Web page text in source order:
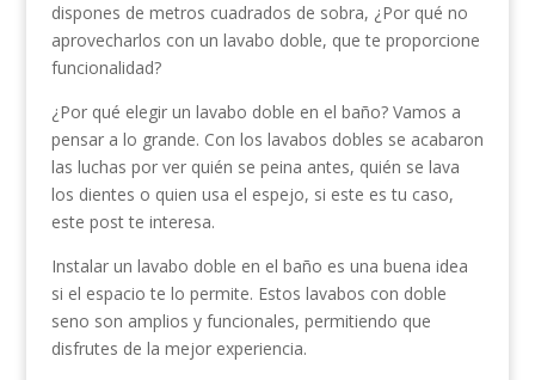
dispones de metros cuadrados de sobra, ¿Por qué no
aprovecharlos con un lavabo doble, que te proporcione
funcionalidad?
¿Por qué elegir un lavabo doble en el baño? Vamos a
pensar a lo grande. Con los lavabos dobles se acabaron
las luchas por ver quién se peina antes, quién se lava
los dientes o quien usa el espejo, si este es tu caso,
este post te interesa.
Instalar un lavabo doble en el baño es una buena idea
si el espacio te lo permite. Estos lavabos con doble
seno son amplios y funcionales, permitiendo que
disfrutes de la mejor experiencia.